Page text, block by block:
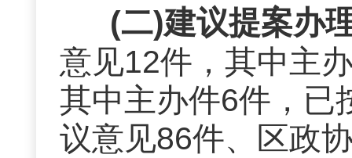
(二)建议提案办
意见12件，其中主
其中主办件6件，已
议意见86件、区政